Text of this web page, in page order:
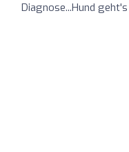
Diagnose...Hund